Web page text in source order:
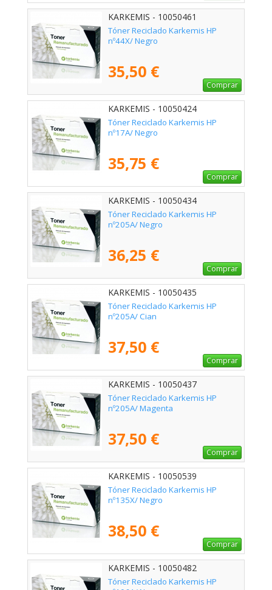
KARKEMIS - 10050461
Tóner Reciclado Karkemis HP
nº44X/ Negro
35,50 €
Comprar
KARKEMIS - 10050424
Tóner Reciclado Karkemis HP
nº17A/ Negro
35,75 €
Comprar
KARKEMIS - 10050434
Tóner Reciclado Karkemis HP
nº205A/ Negro
36,25 €
Comprar
KARKEMIS - 10050435
Tóner Reciclado Karkemis HP
nº205A/ Cian
37,50 €
Comprar
KARKEMIS - 10050437
Tóner Reciclado Karkemis HP
nº205A/ Magenta
37,50 €
Comprar
KARKEMIS - 10050539
Tóner Reciclado Karkemis HP
nº135X/ Negro
38,50 €
Comprar
KARKEMIS - 10050482
Tóner Reciclado Karkemis HP